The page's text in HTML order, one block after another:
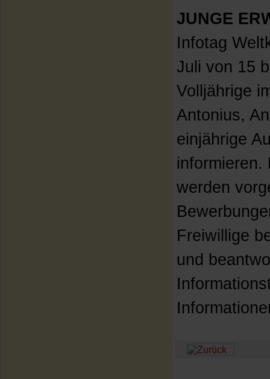
JUNGE
Infotag
Juli von 15
Volljährige
Antonius,
einjährige
informieren.
werden
Freiwillige
und